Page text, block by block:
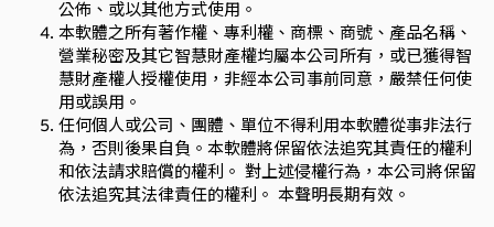
公佈、或以其他方式使用。
本軟體之所有著作權、專利權、商標、商號、產品名稱、
營業秘密及其它智慧財產權均屬本公司所有，或已獲得智
慧財產權人授權使用，非經本公司事前同意，嚴禁任何使
用或誤用。
任何個人或公司、團體、單位不得利用本軟體從事非法行
為，否則後果自負。本軟體將保留依法追究其責任的權利
和依法請求賠償的權利。 對上述侵權行為，本公司將保留
依法追究其法律責任的權利。 本聲明長期有效。